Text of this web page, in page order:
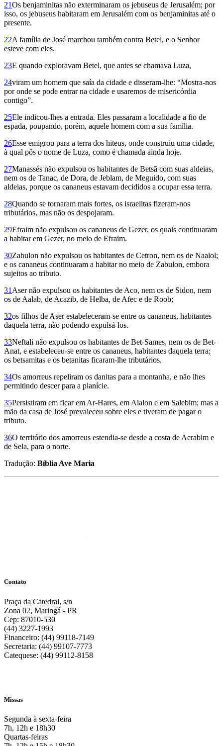
21Os benjaminitas não exterminaram os jebuseus de Jerusalém; por
isso, os jebuseus habitaram em Jerusalém com os benjaminitas até o
presente.
22A família de José marchou também contra Betel, e o Senhor
esteve com eles.
23E quando exploravam Betel, que antes se chamava Luza,
24viram um homem que saía da cidade e disseram-lhe: “Mostra-nos
por onde se pode entrar na cidade e usaremos de misericórdia
contigo”.
25Ele indicou-lhes a entrada. Eles passaram a localidade a fio de
espada, poupando, porém, aquele homem com a sua família.
26Esse emigrou para a terra dos hiteus, onde construiu uma cidade,
à qual pôs o nome de Luza, como é chamada ainda hoje.
27Manassés não expulsou os habitantes de Betsã com suas aldeias,
nem os de Tanac, de Dora, de Jeblam, de Meguido, com suas
aldeias, porque os cananeus estavam decididos a ocupar essa terra.
28Quando se tornaram mais fortes, os israelitas fizeram-nos
tributários, mas não os despojaram.
29Efraim não expulsou os cananeus de Gezer, os quais continuaram
a habitar em Gezer, no meio de Efraim.
30Zabulon não expulsou os habitantes de Cetron, nem os de Naalol;
e os cananeus continua­ram a habitar no meio de Zabulon, embora
sujeitos ao tributo.
31 Aser não expulsou os habitantes de Aco, nem os de Sidon, nem
os de Aalab, de Acazib, de Helba, de Afec e de Roob;
32os filhos de Aser estabeleceram-se entre os cananeus, habitantes
daquela terra, não podendo expulsá-los.
33Neftali não expulsou os habitantes de Bet-Sames, nem os de Bet-
Anat, e estabeleceu-se entre os cananeus, habitantes daquela terra;
os betsamitas e os betanitas ficaram-lhe tributários.
34Os amorreus repeliram os danitas para a montanha, e não lhes
permitindo descer para a planície.
35Persistiram em ficar em Ar-Hares, em Aialon e em Sale­bim; mas a
mão da casa de José prevaleceu sobre eles e tiveram de pagar o
tributo.
36O território dos amorreus estendia-se desde a costa de Acrabim e
de Sela, para o norte.
Tradução: Bíblia Ave Maria
Contato
Praça da Catedral, s/n
Zona 02, Maringá - PR
Cep: 87010-530
(44) 3227-1993
Financeiro: (44) 99118-7149
Secretaria: (44) 99107-7773
Catequese: (44) 99112-8158
Missas
Segunda à sexta-feira
7h, 12h e 18h30
Quartas-feiras